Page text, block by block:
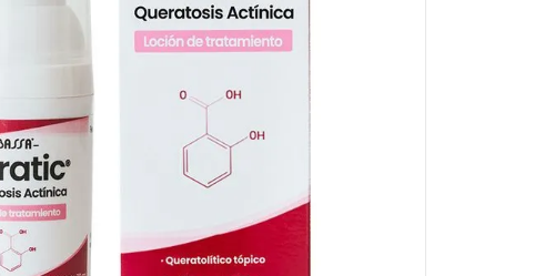
neumoflux